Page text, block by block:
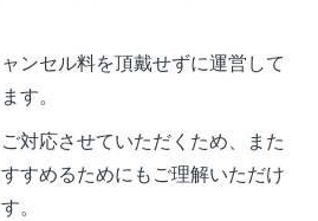
ンセル料を頂戴せずに運営して
す。
対応させていただくため、また
すめるためにもご理解いただけ
。